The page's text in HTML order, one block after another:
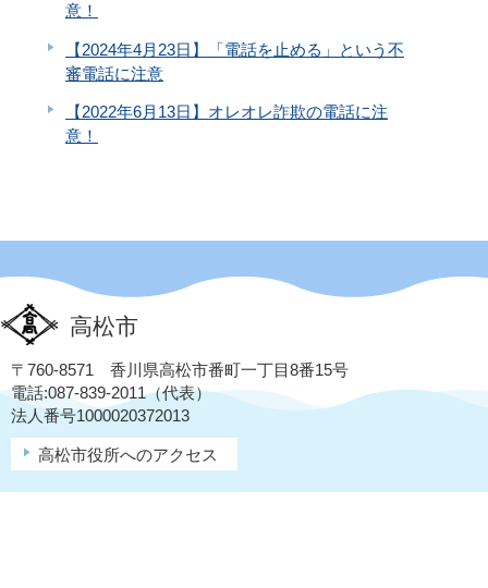
意！
【2024年4月23日】「電話を止める」という不
審電話に注意
【2022年6月13日】オレオレ詐欺の電話に注
意！
高松市
〒760-8571 香川県高松市番町一丁目8番15号
電話:087-839-2011（代表）
法人番号1000020372013
高松市役所へのアクセス